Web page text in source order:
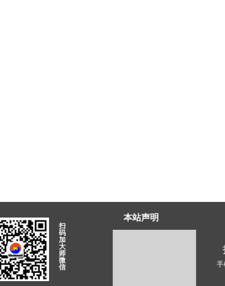
手
扫
码
加
大
师
微
信
本站声明